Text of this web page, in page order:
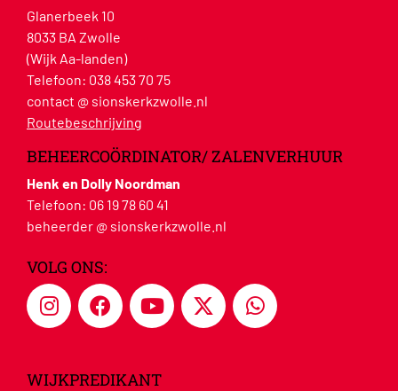
Glanerbeek 10
8033 BA Zwolle
(Wijk Aa-landen)
Telefoon: 038 453 70 75
contact @ sionskerkzwolle.nl
Routebeschrijving
BEHEERCOÖRDINATOR/ ZALENVERHUUR
Henk en Dolly Noordman
Telefoon: 06 19 78 60 41
beheerder @ sionskerkzwolle.nl
VOLG ONS:
WIJKPREDIKANT